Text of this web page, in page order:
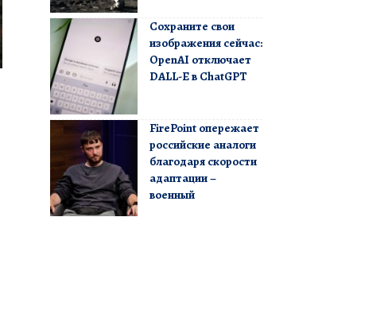
Сохраните свои
изображения сейчас:
OpenAI отключает
DALL-E в ChatGPT
FirePoint опережает
российские аналоги
благодаря скорости
адаптации –
военный